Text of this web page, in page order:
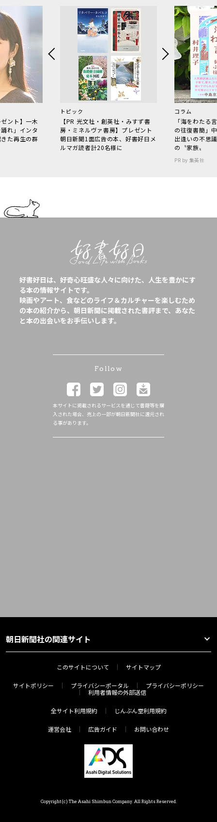
ント】一木
れ」インタ
た再生の群
トピック
【PR 光文社・創英社・みすず書
房・ミネルヴァ書房】プレゼント
朝日新聞1面広告の本、好書好日メ
ルマガ読者計20名様に
コラム
「海をわた
の往復書簡」
出逢いの不思
の〝家族〟
PR by 集英社
好書好日は、好奇心旺盛な人々に向けた、人生を豊かにす
る本の情報サイトです。
映画やアート、食などのライフ＆カルチャーを楽しむため
の本の紹介から、朝日新聞に掲載された書評まで、あなた
と本の出会いをお手伝いします。
Follow
本サイトに掲載されるサービスを通じて書籍等を購
入された場合、売上の一部が朝日新聞社に還元され
る事があります。
朝日新聞社の関連サイト
このサイトについて サイトマップ
サイトポリシー プライバシーポータル
プライバシーポリシー
利用者情報の外部送信
全サイト利用規約 じんぶん堂利用規約
運営会社 広告ガイド お問い合わせ
Copyright(c) The Asahi Shimbun Company. All Rights Reserved.